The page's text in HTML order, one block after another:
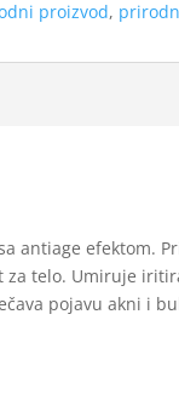
proizvod,
antiage efektom.
telo. Umiruje
pojavu akni i